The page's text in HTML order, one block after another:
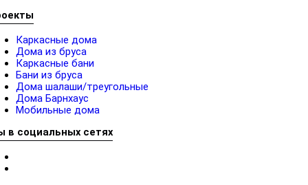
Каркасные дома
Дома из бруса
Каркасные бани
Бани из бруса
Дома шалаши/треугольные
Дома Барнхаус
Мобильные дома
в социальных сетях